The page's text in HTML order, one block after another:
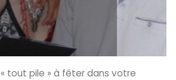
tout pile » à fêter dans votre